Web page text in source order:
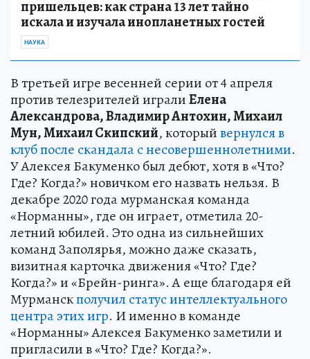
пришельцев: как страна 13 лет тайно
искала и изучала инопланетных гостей
НАУКА
В третьей игре весенней серии от 4 апреля
против телезрителей игралиЕлена
Александрова, Владимир Антохин, Михаил
Мун, Михаил Скипский, которыйвернулся в
клуб после скандала с несовершеннолетними.
У Алексея Бакуменко был дебют, хотя в «Что?
Где? Когда?» новичком его назвать нельзя. В
декабре 2020 года мурманская команда
«Норманны», где он играет, отметила 20-
летний юбилей. Это одна из сильнейших
команд Заполярья, можно даже сказать,
визитная карточка движения «Что? Где?
Когда?» и «Брейн-ринга». А еще благодаря ей
Мурманскполучил статус интеллектуального
центра этих игр. И именно в команде
«Норманны» Алексея Бакуменко заметили и
пригласили в «Что? Где? Когда?».